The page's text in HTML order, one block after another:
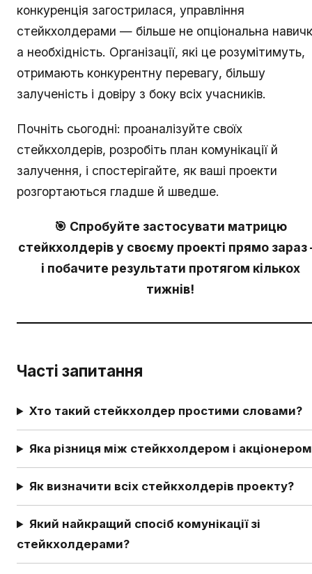
конкуренція загострилася, управління
стейкхолдерами — більше не опціональна
а необхідність. Організації, які це розумітимуть,
отримають конкурентну перевагу, більшу
залученість і довіру з боку всіх учасників.
Почніть сьогодні: проаналізуйте своїх
стейкхолдерів, розробіть план комунікації й
залучення, і спостерігайте, як ваші проекти
розгортаються гладше й шведше.
🎯 Спробуйте застосувати матрицю
стейкхолдерів у своєму проекті прямо
і побачите результати протягом кількох
тижнів!
Часті запитання
Хто такий стейкхолдер простими словами?
Яка різниця між стейкхолдером і
Як визначити всіх стейкхолдерів проекту?
Який найкращий спосіб комунікації зі
стейкхолдерами?